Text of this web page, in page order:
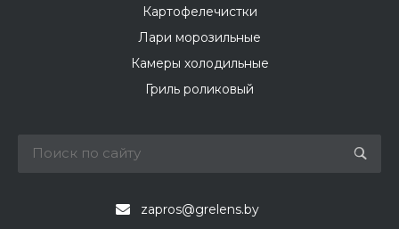
Картофелечистки
Лари морозильные
Камеры холодильные
Гриль роликовый
zapros@grelens.by